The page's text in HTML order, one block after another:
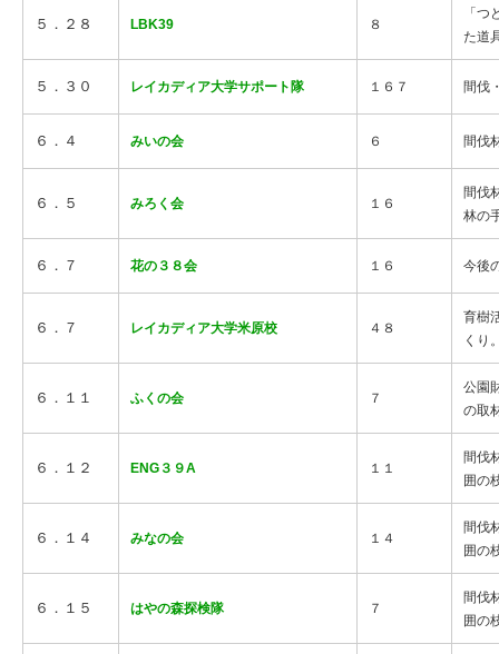
５．２８ LBK39 ８
「
た道
５．３０ レイカディア大学サポート隊 １６７ 間伐
６．４ みいの会 ６ 間伐
６．５ みろく会 １６
間伐
林の
６．７ 花の３８会 １６ 今後
６．７ レイカディア大学米原校 ４８
育樹
くり
６．１１ ふくの会 ７
公園
の取
６．１２ ENG３９A １１
間伐
囲の
６．１４ みなの会 １４
間伐
囲の
６．１５ はやの森探検隊 ７
間伐
囲の